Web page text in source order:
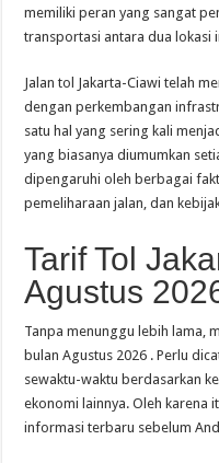
memiliki peran yang sangat
transportasi antara dua lokasi
Jalan tol Jakarta-Ciawi telah
dengan perkembangan
satu hal yang sering kali
yang biasanya diumumkan
dipengaruhi oleh berbagai
pemeliharaan jalan, dan
Tarif Tol
Agustus
Tanpa menunggu lebih lama,
bulan Agustus 2026 . Perlu
sewaktu-waktu berdasarkan
ekonomi lainnya. Oleh karena
informasi terbaru sebelum